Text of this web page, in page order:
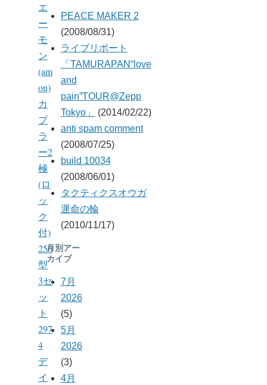
エ
ー
モ
ン
(am
on)
カ
プ
ラ
ー2
極
(ロ
ッ
ク
付)
250
型
3セ
ッ
ト
297
4
デ
イ
PEACE MAKER 2
(2008/08/31)
ライブリポート
「TAMURAPAN“love
and
pain”TOUR@Zepp
Tokyo」
(2014/02/22)
anti spam comment
(2008/07/25)
build 10034
(2008/06/01)
タクティクスオウガ
運命の輪
(2010/11/17)
月別アー
カイブ
7月
2026
(5)
5月
2026
(3)
4月